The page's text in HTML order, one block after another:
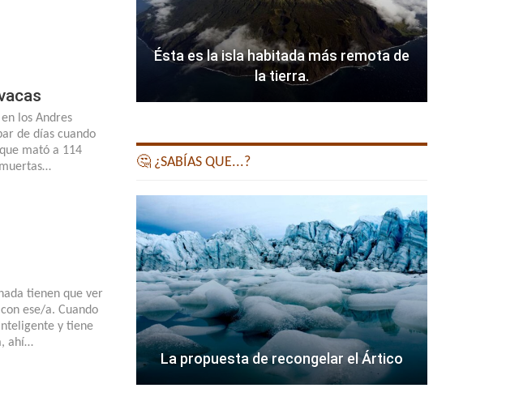
los Andres
de días cuando
mató a 114
tienen que ver
ese/a. Cuando
y tiene
ahí…
Ésta es la isla habitada más remota de
la tierra.
🤔 ¿SABÍAS QUE...?
La propuesta de recongelar el Ártico